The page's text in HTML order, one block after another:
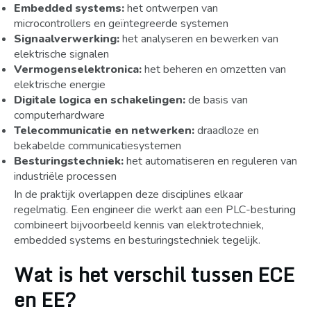
Embedded systems:het ontwerpen van
microcontrollers en geïntegreerde systemen
Signaalverwerking:het analyseren en bewerken van
elektrische signalen
Vermogenselektronica:het beheren en omzetten van
elektrische energie
Digitale logica en schakelingen:de basis van
computerhardware
Telecommunicatie en netwerken:draadloze en
bekabelde communicatiesystemen
Besturingstechniek:het automatiseren en reguleren van
industriële processen
In de praktijk overlappen deze disciplines elkaar
regelmatig. Een engineer die werkt aan een PLC-besturing
combineert bijvoorbeeld kennis van elektrotechniek,
embedded systems en besturingstechniek tegelijk.
Wat is het verschil tussen ECE
en EE?